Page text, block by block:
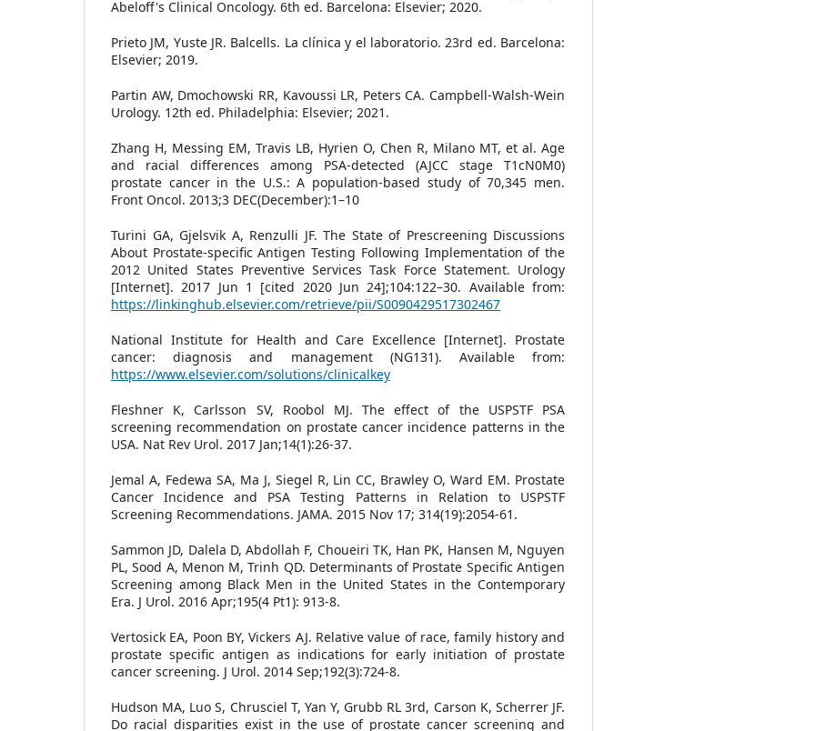
Abeloff's Clinical Oncology. 6th ed. Barcelona: Elsevier; 2020.
Prieto JM, Yuste JR. Balcells. La clínica y el laboratorio. 23rd ed. Barcelona:
Elsevier; 2019.
Partin AW, Dmochowski RR, Kavoussi LR, Peters CA. Campbell-Walsh-Wein
Urology. 12th ed. Philadelphia: Elsevier; 2021.
Zhang H, Messing EM, Travis LB, Hyrien O, Chen R, Milano MT, et al. Age
and racial differences among PSA-detected (AJCC stage T1cN0M0)
prostate cancer in the U.S.: A population-based study of 70,345 men.
Front Oncol. 2013;3 DEC(December):1–10
Turini GA, Gjelsvik A, Renzulli JF. The State of Prescreening Discussions
About Prostate-specific Antigen Testing Following Implementation of the
2012 United States Preventive Services Task Force Statement. Urology
[Internet]. 2017 Jun 1 [cited 2020 Jun 24];104:122–30. Available from:
https://linkinghub.elsevier.com/retrieve/pii/S0090429517302467
National Institute for Health and Care Excellence [Internet]. Prostate
cancer: diagnosis and management (NG131). Available from:
https://www.elsevier.com/solutions/clinicalkey
Fleshner K, Carlsson SV, Roobol MJ. The effect of the USPSTF PSA
screening recommendation on prostate cancer incidence patterns in the
USA. Nat Rev Urol. 2017 Jan;14(1):26-37.
Jemal A, Fedewa SA, Ma J, Siegel R, Lin CC, Brawley O, Ward EM. Prostate
Cancer Incidence and PSA Testing Patterns in Relation to USPSTF
Screening Recommendations. JAMA. 2015 Nov 17; 314(19):2054-61.
Sammon JD, Dalela D, Abdollah F, Choueiri TK, Han PK, Hansen M, Nguyen
PL, Sood A, Menon M, Trinh QD. Determinants of Prostate Specific Antigen
Screening among Black Men in the United States in the Contemporary
Era. J Urol. 2016 Apr;195(4 Pt1): 913-8.
Vertosick EA, Poon BY, Vickers AJ. Relative value of race, family history and
prostate specific antigen as indications for early initiation of prostate
cancer screening. J Urol. 2014 Sep;192(3):724-8.
Hudson MA, Luo S, Chrusciel T, Yan Y, Grubb RL 3rd, Carson K, Scherrer JF.
Do racial disparities exist in the use of prostate cancer screening and